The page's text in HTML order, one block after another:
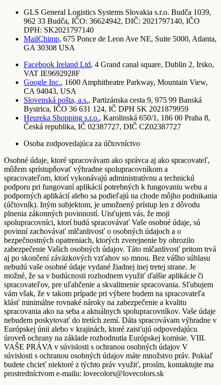
GLS General Logistics Systems Slovakia s.r.o. Budča 1039,
962 33 Budča, IČO: 36624942, DIČ: 2021797140, IČO
DPH: SK2021797140
MailChimp, 675 Ponce de Leon Ave NE, Suite 5000, Atlanta,
GA 30308 USA
Facebook Ireland Ltd, 4 Grand canal square, Dublin 2, Irsko,
VAT IE9692928F
Google Inc., 1600 Amphitheatre Parkway, Mountain View,
CA 94043, USA
Slovenská pošta, a.s., Partizánska cesta 9, 975 99 Banská
Bystrica, IČO 36 631 124, IČ DPH SK 2021879959
Heureka Shopping s.r.o., Karolinská 650/1, 186 00 Praha 8,
Česká republika, IČ 02387727, DIČ CZ02387727
Osoba zodpovedajúca za účtovníctvo
Osobné údaje, ktoré spracovávam ako správca aj ako spracovateľ,
môžem sprístupňovať výhradne spolupracovníkom a
spracovateľom, ktorí vykonávajú administratívnu a technickú
podporu pri fungovaní aplikácií potrebných k fungovaniu webu a
podporných aplikácií alebo sa podieľajú na chode môjho podnikania
(účtovník). Iným subjektom, je umožnený prístup len z dôvodu
plnenia zákonných povinností. Uisťujem vás, že moji
spolupracovníci, ktorí budú spracovávať Vaše osobné údaje, sú
povinní zachovávať mlčanlivosť o osobných údajoch a o
bezpečnostných opatreniach, ktorých zverejnenie by ohrozilo
zabezpečenie Vašich osobných údajov. Táto mlčanlivosť pritom trvá
aj po skončení záväzkových vzťahov so mnou. Bez vášho súhlasu
nebudú vaše osobné údaje vydané žiadnej inej tretej strane. Je
možné, že sa v budúcnosti rozhodnem využiť ďalšie aplikácie či
spracovateľov, pre uľahčenie a skvalitnenie spracovania. Sľubujem
vám však, že v takom prípade pri výbere budem na spracovateľa
klásť minimálne rovnaké nároky na zabezpečenie a kvalitu
spracovania ako na seba a aktuálnych spolupracovníkov. Vaše údaje
nebudem poskytovať do tretích zemí. Dáta spracovávam výhradne v
Európskej únii alebo v krajinách, ktoré zaisťujú odpovedajúcu
úroveň ochrany na základe rozhodnutia Európskej komisie. VIII.
VAŠE PRÁVA v súvislosti s ochranou osobných údajov V
súvislosti s ochranou osobných údajov máte množstvo práv. Pokiaľ
budete chcieť niektoré z týchto práv využiť, prosím, kontaktujte ma
prostredníctvom e-mailu: lovecolors@lovecolors.sk